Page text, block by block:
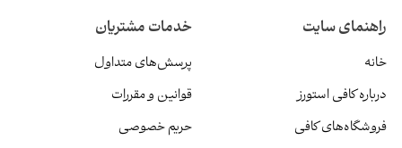
راهنمای سایت
خانه
درباره کافی استورز
فروشگاه‌های کافی
خدمات مشتریان
پرسش‌های متداول
قوانین و مقررات
حریم خصوصی